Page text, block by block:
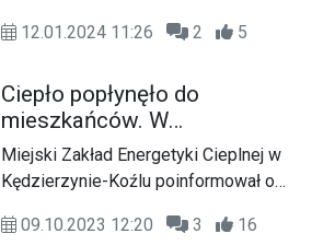
się mniejszych rachunków. Na
nowe ceny i stawki opłat.
12.01.2024 11:26 2 5
Ciepło popłynęło do
mieszkańców. W
Kędzierzynie-Koźlu ruszył
sezon grzewczy
Miejski Zakład Energetyki Cieplnej w
Kędzierzynie-Koźlu poinformował o
mieście.
09.10.2023 12:20 3 16